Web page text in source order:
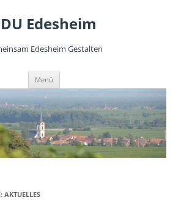
Edesheim
Edesheim Gestalten
Menü
springen
AKTUELLES